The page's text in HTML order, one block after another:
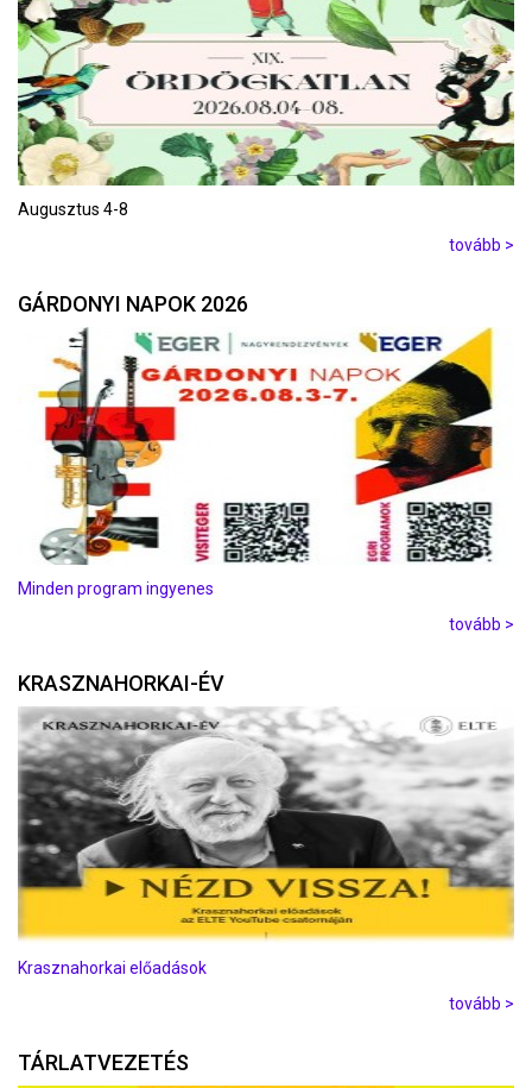
Augusztus 4-8
tovább >
GÁRDONYI NAPOK 2026
Minden program ingyenes
tovább >
KRASZNAHORKAI-ÉV
Krasznahorkai előadások
tovább >
TÁRLATVEZETÉS